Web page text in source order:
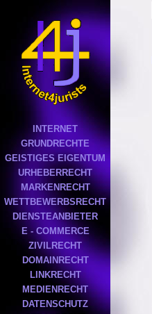
INTERNET
GRUNDRECHTE
GEISTIGES EIGENTUM
URHEBERRECHT
MARKENRECHT
WETTBEWERBSRECHT
DIENSTEANBIETER
E - COMMERCE
ZIVILRECHT
DOMAINRECHT
LINKRECHT
MEDIENRECHT
DATENSCHUTZ